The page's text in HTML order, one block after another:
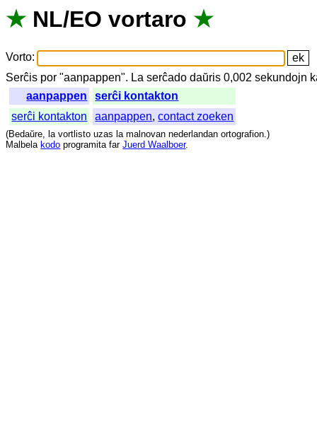
★ NL/EO vortaro ★
Vorto:
Serĉis por "aanpappen". La serĉado daŭris 0,002sekundojn
aanpappen
serĉi kontakton
serĉi kontakton
aanpappen,contact zoeken
(Bedaŭre, la vortlisto uzas la malnovan nederlandan ortografion.)
Malbela kodo programita far Juerd Waalboer.